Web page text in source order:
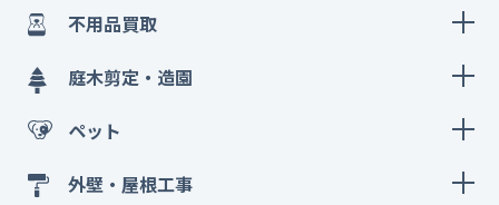
不用品買取
庭木剪定・造園
ペット
外壁・屋根工事